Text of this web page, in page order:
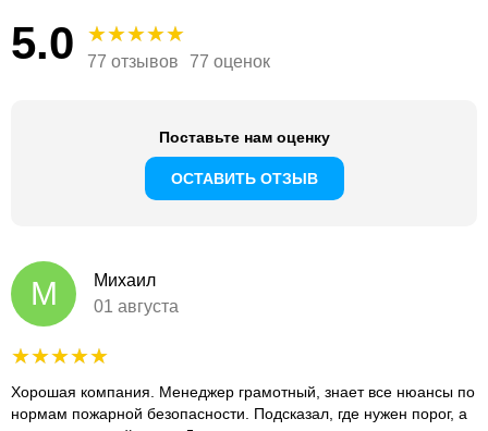
5.0 77 отзывов 77 оценок
Поставьте нам оценку
ОСТАВИТЬ ОТЗЫВ
М
Михаил
01 августа
Хорошая компания. Менеджер грамотный, знает все нюансы по
нормам пожарной безопасности. Подсказал, где нужен порог, а